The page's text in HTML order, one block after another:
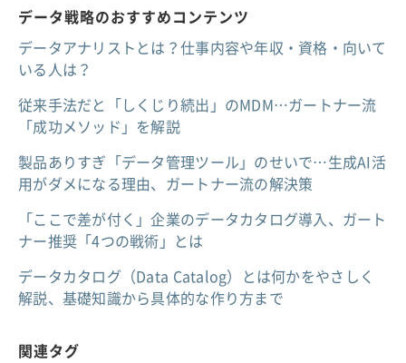
データ戦略のおすすめコンテンツ
データアナリストとは？仕事内容や年収・資格・向いて
いる人は？
従来手法だと「しくじり続出」のMDM…ガートナー流
「成功メソッド」を解説
製品ありすぎ「データ管理ツール」のせいで…生成AI活
用がダメになる理由、ガートナー流の解決策
「ここで差が付く」企業のデータカタログ導入、ガート
ナー推奨「4つの戦術」とは
データカタログ（Data Catalog）とは何かをやさしく
解説、基礎知識から具体的な作り方まで
関連タグ